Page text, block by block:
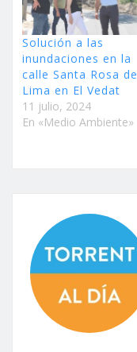
Solución a las
inundaciones en la
calle Santa Rosa de
Lima en El Vedat
11 julio, 2024
En «Medio Ambiente»